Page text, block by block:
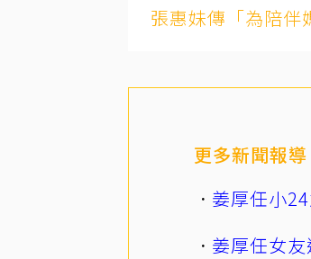
張惠妹傳「為陪伴
更多新聞報導
姜厚任小
姜厚任女